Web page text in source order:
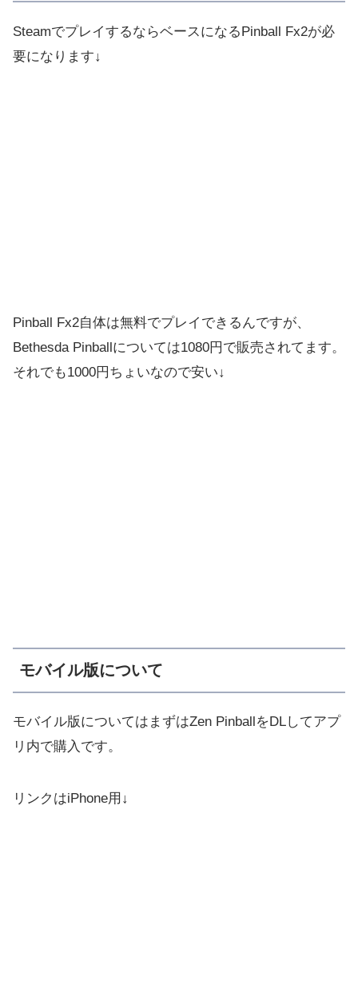
SteamでプレイするならベースになるPinball Fx2が必
要になります↓
Pinball Fx2自体は無料でプレイできるんですが、
Bethesda Pinballについては1080円で販売されてます。
それでも1000円ちょいなので安い↓
モバイル版について
モバイル版についてはまずはZen PinballをDLしてアプ
リ内で購入です。
リンクはiPhone用↓